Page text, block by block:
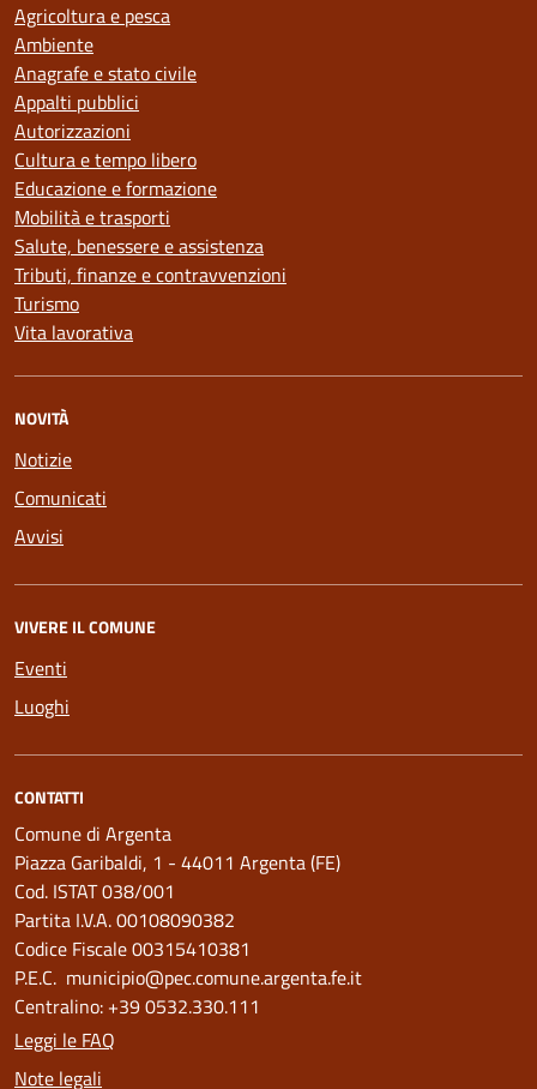
Agricoltura e pesca
Ambiente
Anagrafe e stato civile
Appalti pubblici
Autorizzazioni
Cultura e tempo libero
Educazione e formazione
Mobilità e trasporti
Salute, benessere e assistenza
Tributi, finanze e contravvenzioni
Turismo
Vita lavorativa
NOVITÀ
Notizie
Comunicati
Avvisi
VIVERE IL COMUNE
Eventi
Luoghi
CONTATTI
Comune di Argenta
Piazza Garibaldi, 1 - 44011 Argenta (FE)
Cod. ISTAT 038/001
Partita I.V.A. 00108090382
Codice Fiscale 00315410381
P.E.C. municipio@pec.comune.argenta.fe.it
Centralino: +39 0532.330.111
Leggi le FAQ
Note legali